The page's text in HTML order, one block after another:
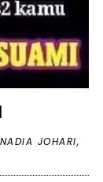
JOHARI,